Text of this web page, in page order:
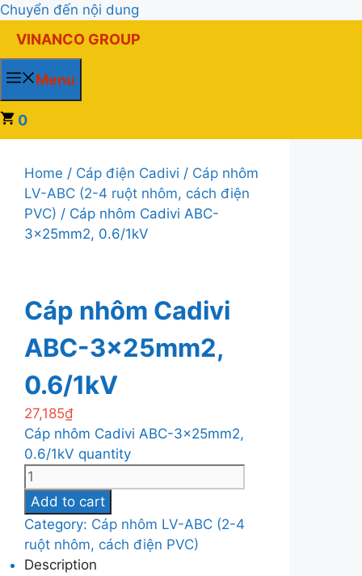
Chuyển đến nội dung
VINANCO GROUP
Menu
0
Home / Cáp điện Cadivi / Cáp nhôm
LV-ABC (2-4 ruột nhôm, cách điện
PVC) / Cáp nhôm Cadivi ABC-
3x25mm2, 0.6/1kV
Cáp nhôm Cadivi
ABC-3x25mm2,
0.6/1kV
27,185₫
Cáp nhôm Cadivi ABC-3x25mm2,
0.6/1kV quantity
Add to cart
Category: Cáp nhôm LV-ABC (2-4
ruột nhôm, cách điện PVC)
Description